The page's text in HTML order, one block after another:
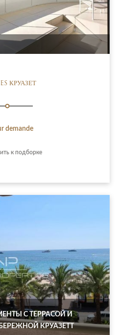
КРУАЗЕТ
demande
к подборке
С ТЕРРАСОЙ И
КРУАЗЕТТ